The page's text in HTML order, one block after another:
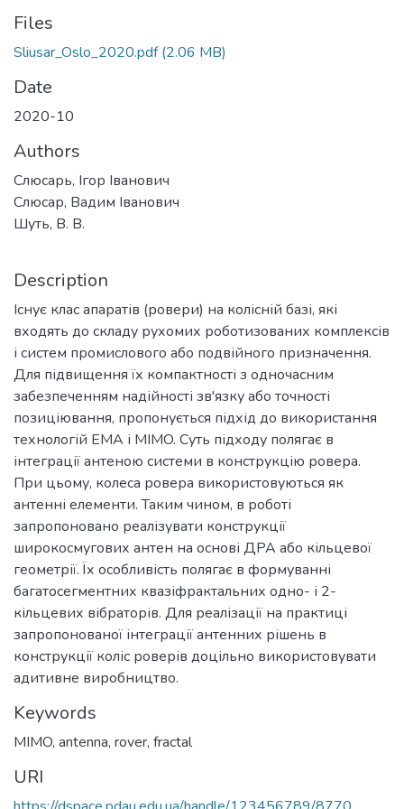
Files
Sliusar_Oslo_2020.pdf(2.06 MB)
Date
2020-10
Authors
Слюсарь, Ігор Іванович
Слюсар, Вадим Іванович
Шуть, В. В.
Description
Існує клас апаратів (ровери) на колісній базі, які
входять до складу рухомих роботизованих комплексів
і систем промислового або подвійного призначення.
Для підвищення їх компактності з одночасним
забезпеченням надійності зв'язку або точності
позиціювання, пропонується підхід до використання
технологій ЕМА і MIMO. Суть підходу полягає в
інтеграції антеною системи в конструкцію ровера.
При цьому, колеса ровера використовуються як
антенні елементи. Таким чином, в роботі
запропоновано реалізувати конструкції
широкосмугових антен на основі ДРА або кільцевої
геометрії. Їх особливість полягає в формуванні
багатосегментних квазіфрактальних одно- і 2-
кільцевих вібраторів. Для реалізації на практиці
запропонованої інтеграції антенних рішень в
конструкції коліс роверів доцільно використовувати
адитивне виробництво.
Keywords
MIMO, antenna, rover, fractal
URI